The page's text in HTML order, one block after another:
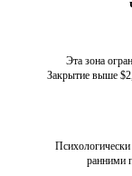
Эта зона
Закрытие выше
ранними